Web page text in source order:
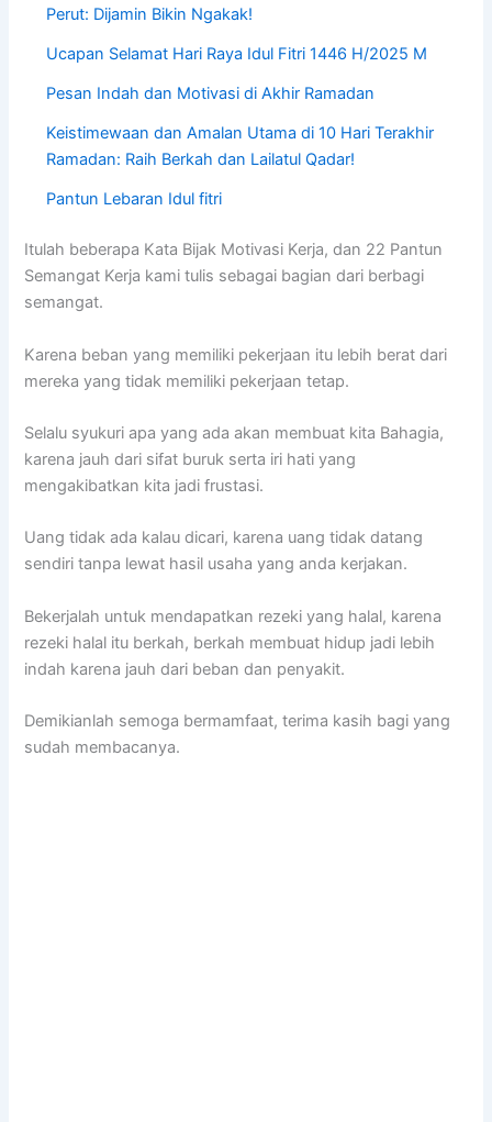
Perut: Dijamin Bikin Ngakak!
Ucapan Selamat Hari Raya Idul Fitri 1446 H/2025 M
Pesan Indah dan Motivasi di Akhir Ramadan
Keistimewaan dan Amalan Utama di 10 Hari Terakhir
Ramadan: Raih Berkah dan Lailatul Qadar!
Pantun Lebaran Idul fitri
Itulah beberapa Kata Bijak Motivasi Kerja, dan 22 Pantun
Semangat Kerja kami tulis sebagai bagian dari berbagi
semangat.
Karena beban yang memiliki pekerjaan itu lebih berat dari
mereka yang tidak memiliki pekerjaan tetap.
Selalu syukuri apa yang ada akan membuat kita Bahagia,
karena jauh dari sifat buruk serta iri hati yang
mengakibatkan kita jadi frustasi.
Uang tidak ada kalau dicari, karena uang tidak datang
sendiri tanpa lewat hasil usaha yang anda kerjakan.
Bekerjalah untuk mendapatkan rezeki yang halal, karena
rezeki halal itu berkah, berkah membuat hidup jadi lebih
indah karena jauh dari beban dan penyakit.
Demikianlah semoga bermamfaat, terima kasih bagi yang
sudah membacanya.